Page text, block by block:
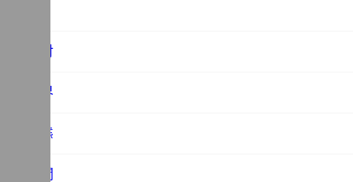
歷史探討
法務世界
社會百態
站務相關